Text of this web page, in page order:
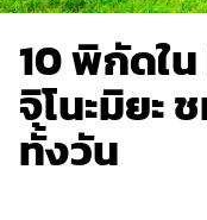
10 พิกัดใ
จิโนะมิยะ
ทั้งวัน